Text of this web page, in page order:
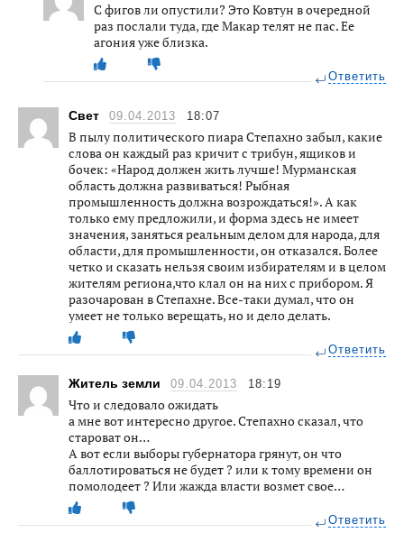
С фигов ли опустили? Это Ковтун в очередной
раз послали туда, где Макар телят не пас. Ее
агония уже близка.
Ответить
Свет 09.04.2013 18:07
В пылу политического пиара Степахно забыл, какие
слова он каждый раз кричит с трибун, ящиков и
бочек: «Народ должен жить лучше! Мурманская
область должна развиваться! Рыбная
промышленность должна возрождаться!». А как
только ему предложили, и форма здесь не имеет
значения, заняться реальным делом для народа, для
области, для промышленности, он отказался. Более
четко и сказать нельзя своим избирателям и в целом
жителям региона,что клал он на них с прибором. Я
разочарован в Степахне. Все-таки думал, что он
умеет не только верещать, но и дело делать.
Ответить
Житель земли 09.04.2013 18:19
Что и следовало ожидать
а мне вот интересно другое. Степахно сказал, что
староват он…
А вот если выборы губернатора грянут, он что
баллотироваться не будет ? или к тому времени он
помолодеет ? Или жажда власти возмет свое…
Ответить